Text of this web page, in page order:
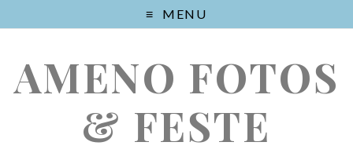
MENU
AMENO FOTOS
& FESTE